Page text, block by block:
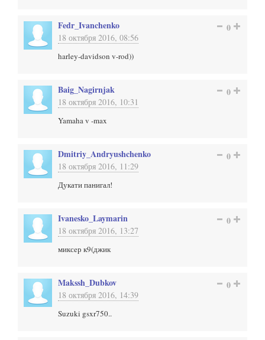
Fedr_Ivanchenko
18 октября 2016, 08:56
0
harley-davidson v-rod))
Baig_Nagirnjak
18 октября 2016, 10:31
0
Yamaha v -max
Dmitriy_Andryushchenko
18 октября 2016, 11:29
0
Дукати панигал!
Ivanesko_Laymarin
18 октября 2016, 13:27
0
миксeр к9(джик
Makssh_Dubkov
18 октября 2016, 14:39
0
Suzuki gsxr750..